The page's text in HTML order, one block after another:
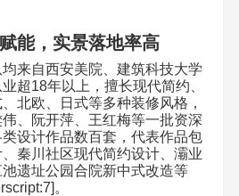
能，实景落地率高
来自西安美院、建筑科技大学
超18年以上，擅长现代简约、
北欧、日式等多种装修风格，
、阮开萍、王红梅等一批资深
设计作品数百套，代表作品包
秦川社区现代简约设计、灞业
遗址公园合院新中式改造等
。